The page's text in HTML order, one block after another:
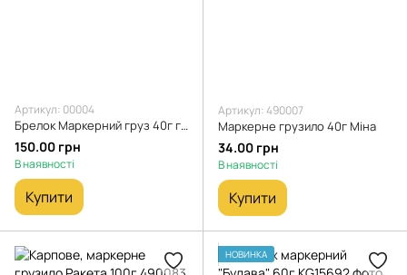
Артикул: 00004
Брелок Маркерний груз 40г глиняний камуфляж
150.00 грн
В наявності
Купити
Артикул: 490007
Маркерне грузило 40г Міна
34.00 грн
В наявності
Купити
НОВИНКА